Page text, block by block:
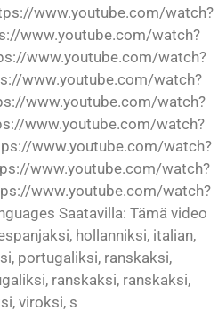
www.youtube.com/watch?
www.youtube.com/watch?
www.youtube.com/watch?
www.youtube.com/watch?
www.youtube.com/watch?
www.youtube.com/watch?
www.youtube.com/watch?
www.youtube.com/watch?
www.youtube.com/watch?
Saatavilla: Tämä video
hollanniksi, italian,
portugaliksi, ranskaksi,
ranskaksi, ranskaksi,
viroksi, s